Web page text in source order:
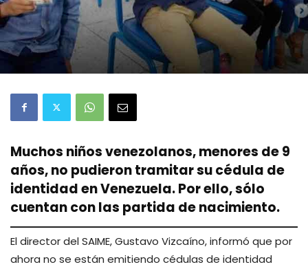
Muchos niños venezolanos, menores de 9
años, no pudieron tramitar su cédula de
identidad en Venezuela. Por ello, sólo
cuentan con las partida de nacimiento.
El director del SAIME, Gustavo Vizcaíno, informó que por
ahora no se están emitiendo cédulas de identidad